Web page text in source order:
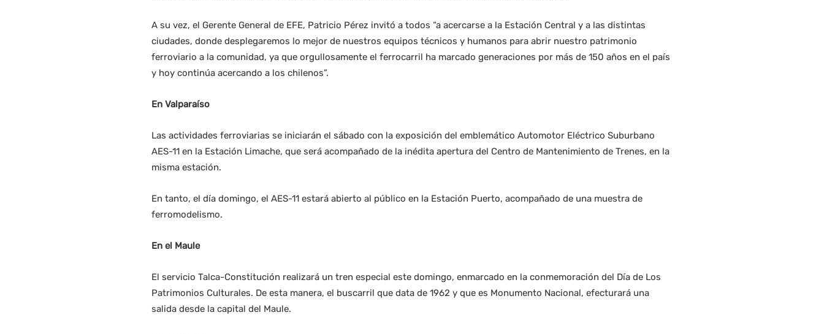
A su vez, el Gerente General de EFE, Patricio Pérez invitó a todos “a acercarse a la Estación Central y a las distintas
ciudades, donde desplegaremos lo mejor de nuestros equipos técnicos y humanos para abrir nuestro patrimonio
ferroviario a la comunidad, ya que orgullosamente el ferrocarril ha marcado generaciones por más de 150 años en el país
y hoy continúa acercando a los chilenos”.
En Valparaíso
Las actividades ferroviarias se iniciarán el sábado con la exposición del emblemático Automotor Eléctrico Suburbano
AES-11 en la Estación Limache, que será acompañado de la inédita apertura del Centro de Mantenimiento de Trenes, en la
misma estación.
En tanto, el día domingo, el AES-11 estará abierto al público en la Estación Puerto, acompañado de una muestra de
ferromodelismo.
En el Maule
El servicio Talca-Constitución realizará un tren especial este domingo, enmarcado en la conmemoración del Día de Los
Patrimonios Culturales. De esta manera, el buscarril que data de 1962 y que es Monumento Nacional, efecturará una
salida desde la capital del Maule.